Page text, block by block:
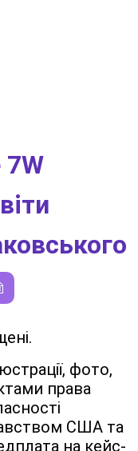
7W
фото,
права
США та
на кейс-